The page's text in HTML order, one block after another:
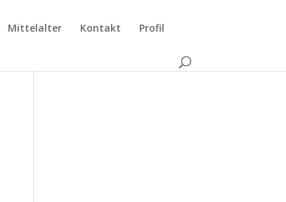
Mittelalter Kontakt Profil